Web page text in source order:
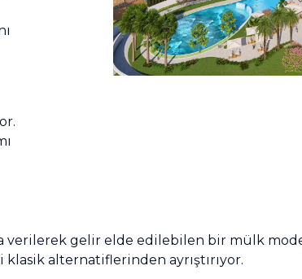
verilerek gelir elde edilebilen bir mülk
klasik alternatiflerinden ayrıştırıyor.